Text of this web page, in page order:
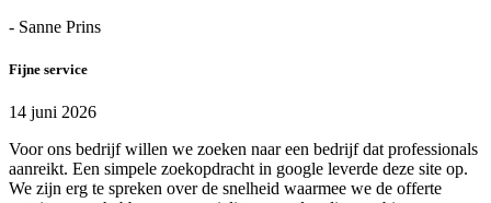
- Sanne Prins
Fijne service
14 juni 2026
Voor ons bedrijf willen we zoeken naar een bedrijf dat professionals
aanreikt. Een simpele zoekopdracht in google leverde deze site op.
We zijn erg te spreken over de snelheid waarmee we de offerte